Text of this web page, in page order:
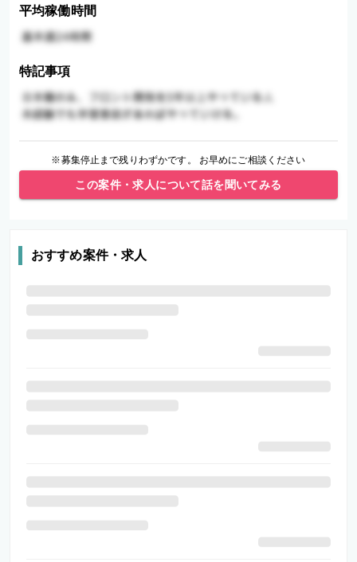
平均稼働時間
特記事項
※募集停止まで残りわずかです。 お早めにご相談ください
この案件・求人について話を聞いてみる
おすすめ案件・求人